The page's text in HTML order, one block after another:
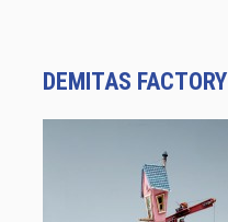
DEMITAS FACTORY